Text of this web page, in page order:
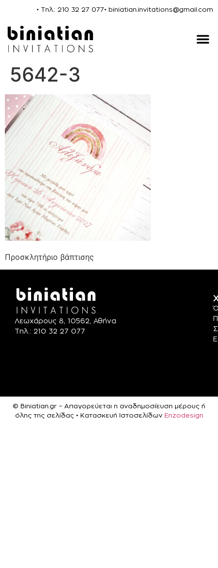
• Τηλ.: 210 32 27 077• biniatian.invitations@gmail.com
5642-3
Προσκλητήριο βάπτισης
Λεωχάρους 8, 10562, Αθήνα
Τηλ.: 210 32 27 077
© Biniatian.gr – Απαγορεύεται η αναδημοσίευση μέρους ή
όλης της σελίδας • Κατασκευή Ιστοσελίδων Enzodesign